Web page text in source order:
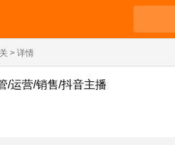
> 详情
/运营/销售/抖音主播